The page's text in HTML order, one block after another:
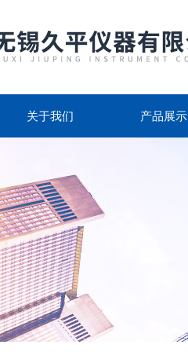
关于我们 产品展示